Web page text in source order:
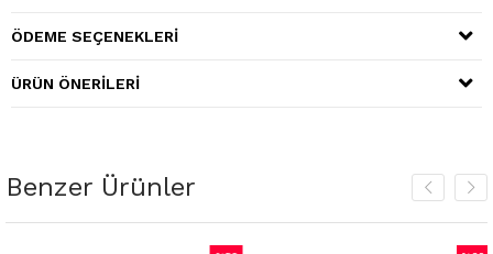
ÖDEME SEÇENEKLERI
ÜRÜN ÖNERILERI
Benzer Ürünler